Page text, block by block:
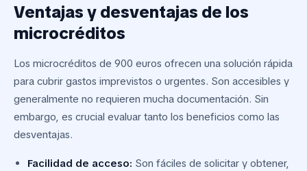
Ventajas y desventajas de los
microcréditos
Los microcréditos de 900 euros ofrecen una solución rápida
para cubrir gastos imprevistos o urgentes. Son accesibles y
generalmente no requieren mucha documentación. Sin
embargo, es crucial evaluar tanto los beneficios como las
desventajas.
Facilidad de acceso: Son fáciles de solicitar y obtener,